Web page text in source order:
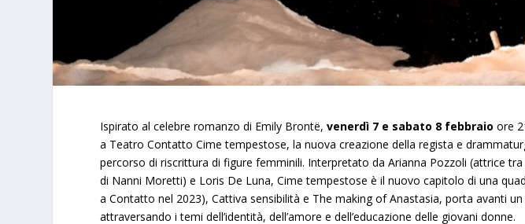
Ispirato al celebre romanzo di Emily Brontë,venerdì 7 e sabato 8 febbraio ore
a Teatro Contatto Cime tempestose, la nuova creazione della regista e
percorso di riscrittura di figure femminili. Interpretato da Arianna Pozzoli (attrice tra
di Nanni Moretti) e Loris De Luna, Cime tempestose è il nuovo capitolo di una
a Contatto nel 2023), Cattiva sensibilità e The making of Anastasia, porta avanti
attraversando i temi dell’identità, dell’amore e dell’educazione delle giovani donne.